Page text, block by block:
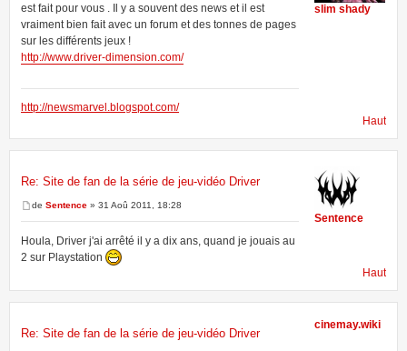
est fait pour vous . Il y a souvent des news et il est
vraiment bien fait avec un forum et des tonnes de pages
sur les différents jeux !
http://www.driver-dimension.com/
http://newsmarvel.blogspot.com/
slim shady
Haut
Re: Site de fan de la série de jeu-vidéo Driver
de Sentence » 31 Aoû 2011, 18:28
Houla, Driver j'ai arrêté il y a dix ans, quand je jouais au
2 sur Playstation
Sentence
Haut
Re: Site de fan de la série de jeu-vidéo Driver
cinemay.wiki